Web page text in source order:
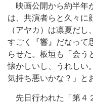
映画公開から約半年
は、共演者らと久々に
（アヤカ）は凛夏だ
すごく『響』だなって
らせた。板垣も「会う
懐かしいし、うれしい
気持ち悪いかな？」と
先日行われた「第４